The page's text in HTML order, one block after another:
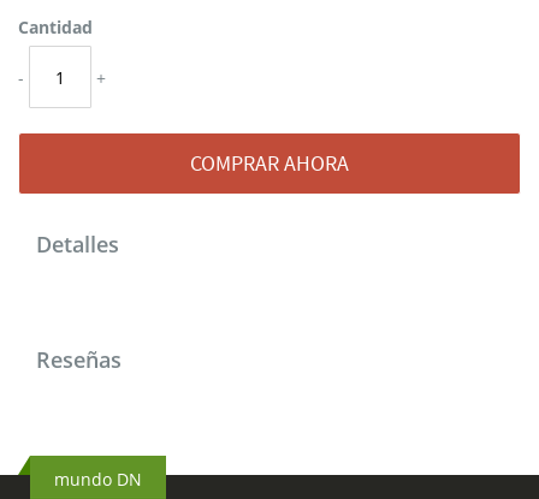
Cantidad
- +
COMPRAR AHORA
Detalles
Reseñas
mundo DN